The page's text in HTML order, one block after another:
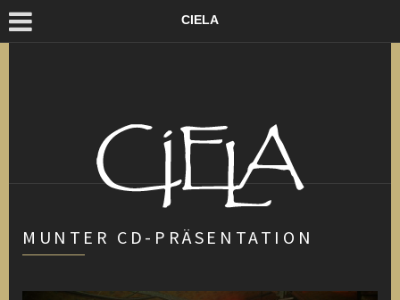
CIELA
MUNTER CD-PRÄSENTATION